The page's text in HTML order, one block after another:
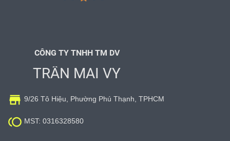
CÔNG TY TNHH TM DV
TRẦN MAI VY
 9/26 Tô Hiệu, Phường Phú Thạnh, TPHCM
 MST: 0316328580